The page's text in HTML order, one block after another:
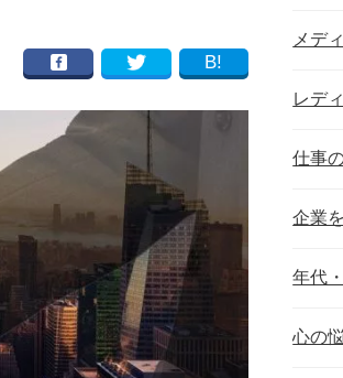
B!
メデ
レデ
仕事
企業
年代
心の